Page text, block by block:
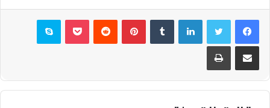
فيسبوكتويتر لينكدإن بينتيريست بوكيت سكايب
مشاركة عبر البريد طباعة